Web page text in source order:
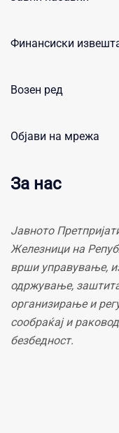
Финансиски
Возен ред
Објави на мрежа
За нас
Јавното
Железници на
врши управување,
одржување,
организирање и
сообраќај и
безбедност.